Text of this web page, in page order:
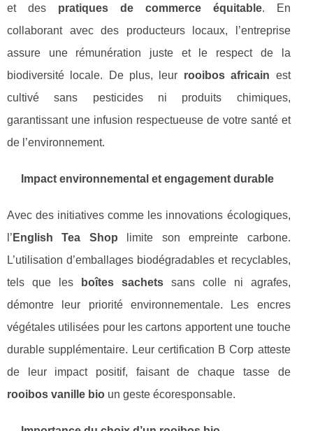
et des pratiques de commerce équitable. En
collaborant avec des producteurs locaux, l’entreprise
assure une rémunération juste et le respect de la
biodiversité locale. De plus, leur rooibos africain est
cultivé sans pesticides ni produits chimiques,
garantissant une infusion respectueuse de votre santé et
de l’environnement.
Impact environnemental et engagement durable
Avec des initiatives comme les innovations écologiques,
l’ English Tea Shop limite son empreinte carbone.
L’utilisation d’emballages biodégradables et recyclables,
tels que les
boîtes sachetssans colle ni agrafes,
démontre leur priorité environnementale. Les encres
végétales utilisées pour les cartons apportent une touche
durable supplémentaire. Leur certification B Corp atteste
de leur impact positif, faisant de chaque tasse de
rooibos vanille bio un geste écoresponsable.